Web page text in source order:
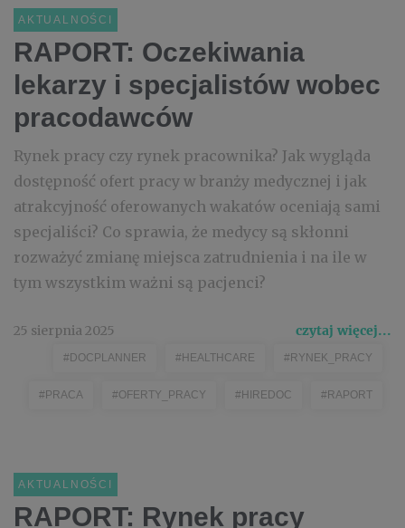
AKTUALNOŚCI
RAPORT: Oczekiwania
lekarzy i specjalistów wobec
pracodawców
Rynek pracy czy rynek pracownika? Jak wygląda
dostępność ofert pracy w branży medycznej i jak
atrakcyjność oferowanych wakatów oceniają sami
specjaliści? Co sprawia, że medycy są skłonni
rozważyć zmianę miejsca zatrudnienia i na ile w
tym wszystkim ważni są pacjenci?
25 sierpnia 2025 czytaj więcej...
#DOCPLANNER #HEALTHCARE #RYNEK_PRACY
#PRACA #OFERTY_PRACY #HIREDOC #RAPORT
AKTUALNOŚCI
RAPORT: Rynek pracy